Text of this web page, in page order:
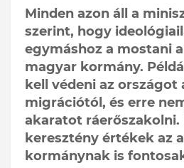
Minden azon áll a
szerint, hogy
egymáshoz a mostani
magyar kormány.
kell védeni az országot
migrációtól, és erre
akaratot ráerőszakolni.
keresztény értékek az
kormánynak is